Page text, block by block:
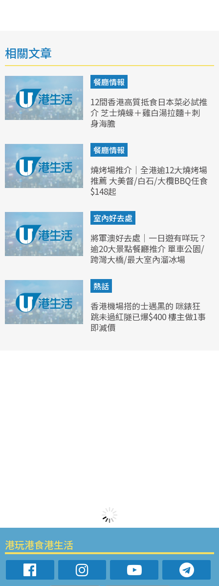
相關文章
餐廳情報
12間香港高質抵食日本菜必試推
介 芝士燒蠔＋雞白湯拉麵＋刺
身海膽
餐廳情報
燒烤場推介｜全港逾12大燒烤場
推薦 大美督/白石/大欖BBQ任食
$148起
室內好去處
將軍澳好去處｜一日遊有咩玩？
逾20大景點餐廳推介 單車公園/
跨灣大橋/最大室內溜冰場
熱話
香港機場搭的士遇黑的 咪錶狂
跳未過紅隧已爆$400 樓主做1事
即減價
港玩港食港生活